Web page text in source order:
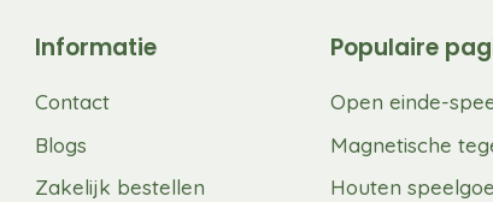
Informatie
Contact
Blogs
Zakelijk bestellen
Populaire
Open einde-
Magnetische
Houten